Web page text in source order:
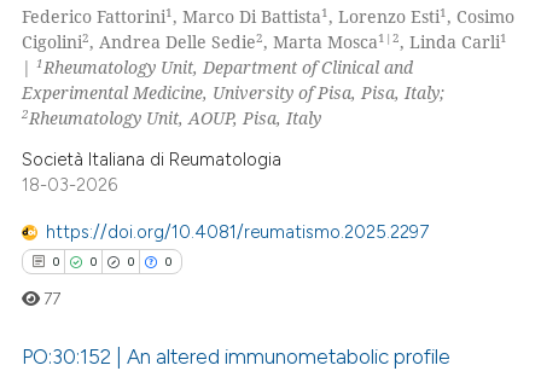
mentions, or contrasts
claim, and a label
in which section the
was made.
Supporting
Mentioning
Contrasting
how this article has been
atscite.ai
shows how a scientific paper
cited by providing the
Federico Fattorini1 , Marco Di Battista1 , Lorenzo Esti1 , Cosimo
Cigolini2, Andrea Delle Sedie2, Marta Mosca1|2, Linda Carli1
|1 Rheumatology Unit, Department of Clinical and
Experimental Medicine, University of Pisa, Pisa, Italy;
2Rheumatology Unit, AOUP, Pisa, Italy
Società Italiana di Reumatologia
18-03-2026
https://doi.org/10.4081/reumatismo.2025.2297
0 0 0 0
77
PO:30:152 | An altered immunometabolic profile